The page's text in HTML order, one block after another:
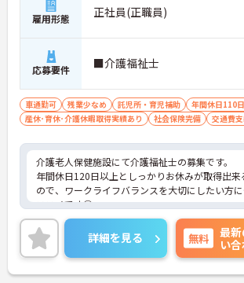
雇用形態 正社員(正職員)
応募要件 ■介護福祉士
車通勤可 残業少なめ 託児所・育児補助 年間休日110
産休･育休･介護休暇取得実績あり
社会保険完備 交通費
介護老人保健施設にて介護福祉士の募集です。
年間休日120日以上としっかりお休みが取得出来
ので、ワークライフバランスを大切にしたい方に
ススメです◎
残業少なめなので出勤日でもプライベートの時
確保して頂けますよ★
また福利厚生も充実！ご自身のライフステージ
わせて働きやすい環境が整っています。
ご興味ある方には、面接対策ポイントなど、さ
詳細を見る 無料
最
い